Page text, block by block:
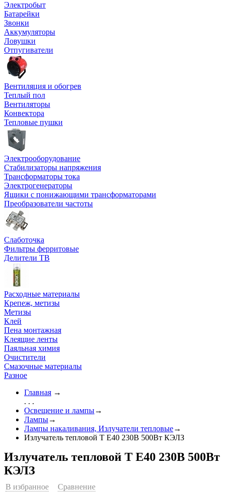
Электробыт
Батарейки
Звонки
Аккумуляторы
Ловушки
Отпугиватели
Вентиляция и обогрев
Теплый пол
Вентиляторы
Конвектора
Тепловые пушки
Электрооборудование
Стабилизаторы напряжения
Трансформаторы тока
Электрогенераторы
Ящики с понижающими трансформаторами
Преобразователи частоты
Слаботочка
Фильтры ферритовые
Делители ТВ
Расходные материалы
Крепеж, метизы
Метизы
Клей
Пена монтажная
Клеящие ленты
Паяльная химия
Очистители
Смазочные материалы
Разное
Главная →
. . .
Освещение и лампы→
Лампы→
Лампы накаливания, Излучатели тепловые→
Излучатель тепловой Т Е40 230В 500Вт КЭЛЗ
Излучатель тепловой Т Е40 230В 500Вт
КЭЛЗ
В избранное Сравнение